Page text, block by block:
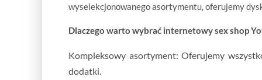
wyselekcjonowanego asortymentu, oferujemy
Dlaczego warto wybrać internetowy sex shop
Kompleksowy asortyment: Oferujemy
dodatki.